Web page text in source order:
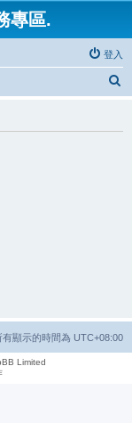
專區.
登入
有顯示的時間為 UTC+08:00
Limited